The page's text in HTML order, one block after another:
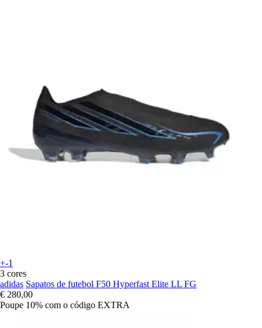
+-1
3 cores
adidas Sapatos de futebol F50 Hyperfast Elite LL FG
€ 280,00
Poupe 10% com o código EXTRA